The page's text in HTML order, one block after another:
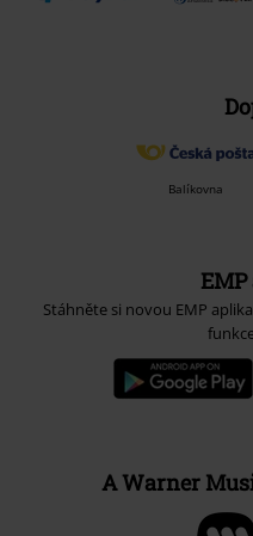
Balíkovna
Stáhněte si novou EMP
A Warner